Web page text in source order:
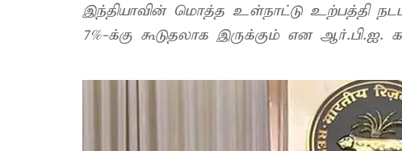
இந்தியாவின் மொத்த உள்நாட்டு உற்பத்தி
7%-க்கு கூடுதலாக இருக்கும் என ஆர்.பி.ஐ.